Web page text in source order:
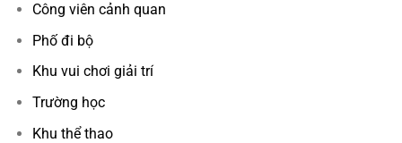
Công viên cảnh quan
Phố đi bộ
Khu vui chơi giải trí
Trường học
Khu thể thao